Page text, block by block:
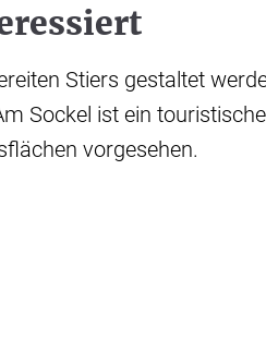
Stiers gestaltet
Sockel ist ein
vorgesehen.